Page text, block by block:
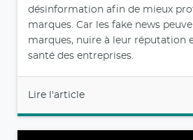
désinformation afin de mieux
marques. Car les fake news
marques, nuire à leur réputation
santé des entreprises.
Lire l'article